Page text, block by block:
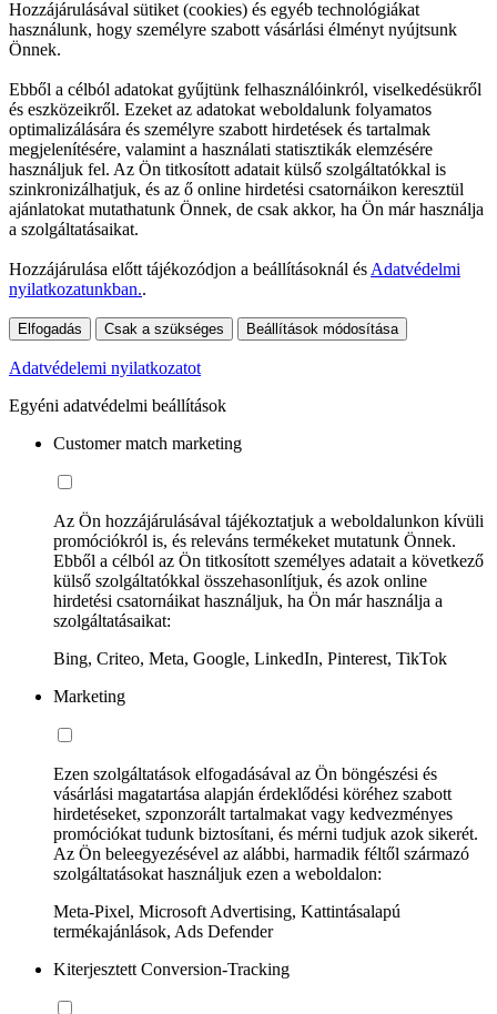
Hozzájárulásával sütiket (cookies) és egyéb technológiákat
használunk, hogy személyre szabott vásárlási élményt nyújtsunk
Önnek.
Ebből a célból adatokat gyűjtünk felhasználóinkról, viselkedésükről
és eszközeikről. Ezeket az adatokat weboldalunk folyamatos
optimalizálására és személyre szabott hirdetések és tartalmak
megjelenítésére, valamint a használati statisztikák elemzésére
használjuk fel. Az Ön titkosított adatait külső szolgáltatókkal is
szinkronizálhatjuk, és az ő online hirdetési csatornáikon keresztül
ajánlatokat mutathatunk Önnek, de csak akkor, ha Ön már használja
a szolgáltatásaikat.
Hozzájárulása előtt tájékozódjon a beállításoknál és Adatvédelmi
nyilatkozatunkban..
Elfogadás Csak a szükséges Beállítások módosítása
Adatvédelemi nyilatkozatot
Egyéni adatvédelmi beállítások
Customer match marketing
Az Ön hozzájárulásával tájékoztatjuk a weboldalunkon kívüli
promóciókról is, és releváns termékeket mutatunk Önnek.
Ebből a célból az Ön titkosított személyes adatait a következő
külső szolgáltatókkal összehasonlítjuk, és azok online
hirdetési csatornáikat használjuk, ha Ön már használja a
szolgáltatásaikat:
Bing, Criteo, Meta, Google, LinkedIn, Pinterest, TikTok
Marketing
Ezen szolgáltatások elfogadásával az Ön böngészési és
vásárlási magatartása alapján érdeklődési köréhez szabott
hirdetéseket, szponzorált tartalmakat vagy kedvezményes
promóciókat tudunk biztosítani, és mérni tudjuk azok sikerét.
Az Ön beleegyezésével az alábbi, harmadik féltől származó
szolgáltatásokat használjuk ezen a weboldalon:
Meta-Pixel, Microsoft Advertising, Kattintásalapú
termékajánlások, Ads Defender
Kiterjesztett Conversion-Tracking